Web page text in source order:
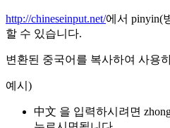
http://chineseinput.net/에서 pinyin(
할 수 있습니다.
변환된 중국어를 복사하여 사용
예시)
中文 을 입력하시려면